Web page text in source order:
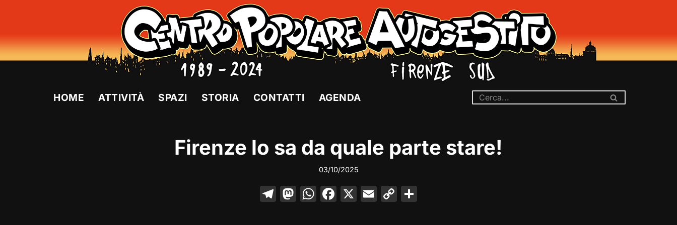
al
HOME ATTIVITÀ SPAZI STORIA CONTATTI AGENDA
Firenze lo sa da quale parte stare!
03/10/2025
T M W F X E C